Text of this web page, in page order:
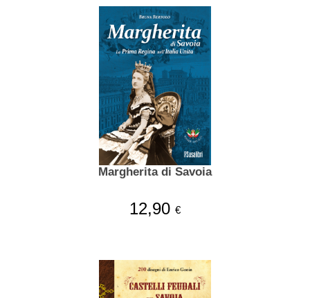
Margherita di Savoia
12,90 €